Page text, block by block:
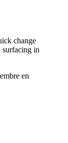
change
surfacing in
en